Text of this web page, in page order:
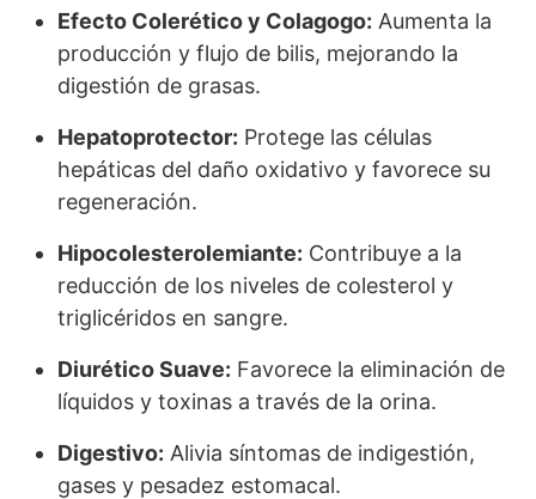
Efecto Colerético y Colagogo: Aumenta la
producción y flujo de bilis, mejorando la
digestión de grasas.
Hepatoprotector: Protege las células
hepáticas del daño oxidativo y favorece su
regeneración.
Hipocolesterolemiante: Contribuye a la
reducción de los niveles de colesterol y
triglicéridos en sangre.
Diurético Suave: Favorece la eliminación de
líquidos y toxinas a través de la orina.
Digestivo: Alivia síntomas de indigestión,
gases y pesadez estomacal.